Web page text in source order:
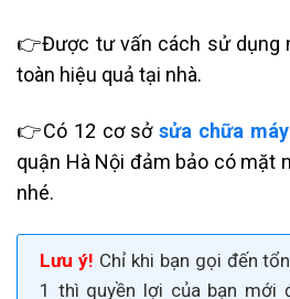
👉Được tư vấn cách sử dụng
toàn hiệu quả tại nhà.
👉Có 12 cơ sởsửa chữa
quận Hà Nội đảm bảo có mặt
nhé.
Lưu ý! Chỉ khi bạn gọi đến
1 thì quyền lợi của bạn mới